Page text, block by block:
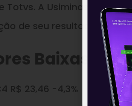
Totvs. A Usiminas teve a
de seu resultado do
Baixas
R$ 23,46 -4,3%